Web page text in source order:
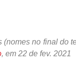
(nomes no final do
, em 22 de fev. 2021